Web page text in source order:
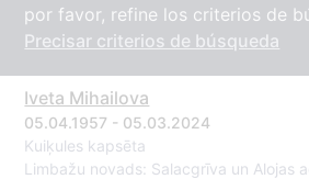
por favor, refine los criterios de
Precisar criterios de búsqueda
Iveta Mihailova
05.04.1957 - 05.03.2024
Kuiķules kapsēta
Limbažu novads: Salacgrīva un Alojas